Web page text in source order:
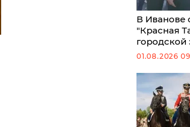
В Иванове
"Красная
городской
01.08.2026